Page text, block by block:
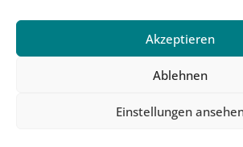
Akzeptieren
Ablehnen
Einstellungen
© 2026 Salutomed. Alle Rechte